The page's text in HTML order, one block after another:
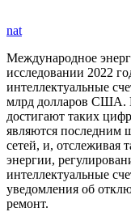
nat
Международное
исследовании 2022
интеллектуальные
млрд долларов США.
достигают таких
являются последним
сетей, и, отслеживая
энергии,
интеллектуальные
уведомления об
ремонт.